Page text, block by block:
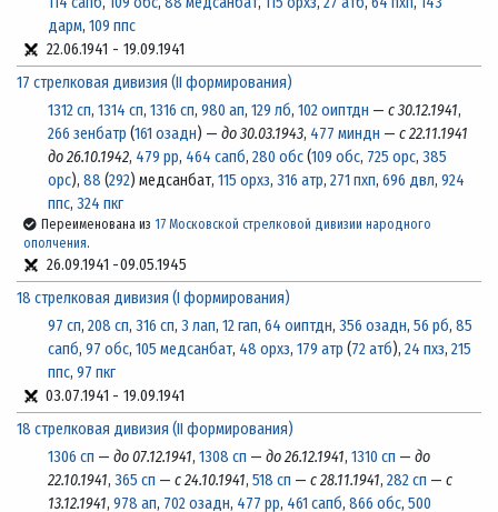
дарм, 109 ппс
22.06.1941 - 19.09.1941
17 стрелковая дивизия (II формирования)
1312 сп, 1314 сп, 1316 сп, 980 ап, 129 лб, 102 оиптдн — с 30.12.1941,
266 зенбатр (161 озадн) — до 30.03.1943, 477 миндн — с 22.11.1941
до 26.10.1942, 479 рр, 464 сапб, 280 обс(109 обс, 725 орс, 385
орс), 88 (292) медсанбат, 115 орхз, 316 атр, 271 пхп, 696 двл, 924
ппс, 324 пкг
Переименована из 17 Московской стрелковой дивизии народного
ополчения.
26.09.1941 -09.05.1945
18 стрелковая дивизия (I формирования)
97 сп, 208 сп, 316 сп, 3 лап, 12 гап, 64 оиптдн, 356 озадн, 56 рб, 85
сапб, 97 обс, 105 медсанбат, 48 орхз, 179 атр (72 атб), 24 пхз, 215
ппс, 97 пкг
03.07.1941 - 19.09.1941
18 стрелковая дивизия (II формирования)
1306 сп — до 07.12.1941, 1308 сп — до 26.12.1941, 1310 сп — до
22.10.1941, 365 сп — с 24.10.1941, 518 сп — с 28.11.1941, 282 сп — с
13.12.1941, 978 ап, 702 озадн, 477 рр, 461 сапб, 866 обс, 500